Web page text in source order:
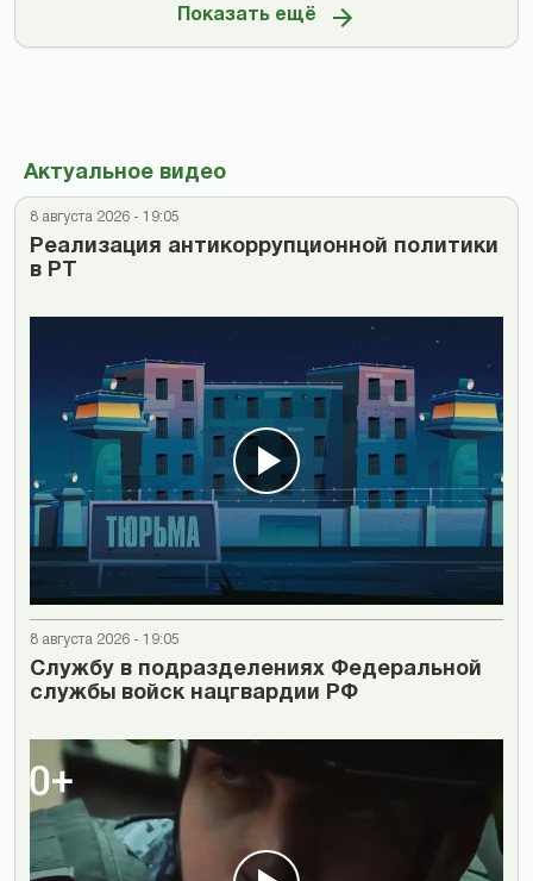
Показать ещё
Актуальное видео
8 августа 2026 - 19:05
Реализация антикоррупционной политики
в РТ
8 августа 2026 - 19:05
Cлужбу в подразделениях Федеральной
службы войск нацгвардии РФ